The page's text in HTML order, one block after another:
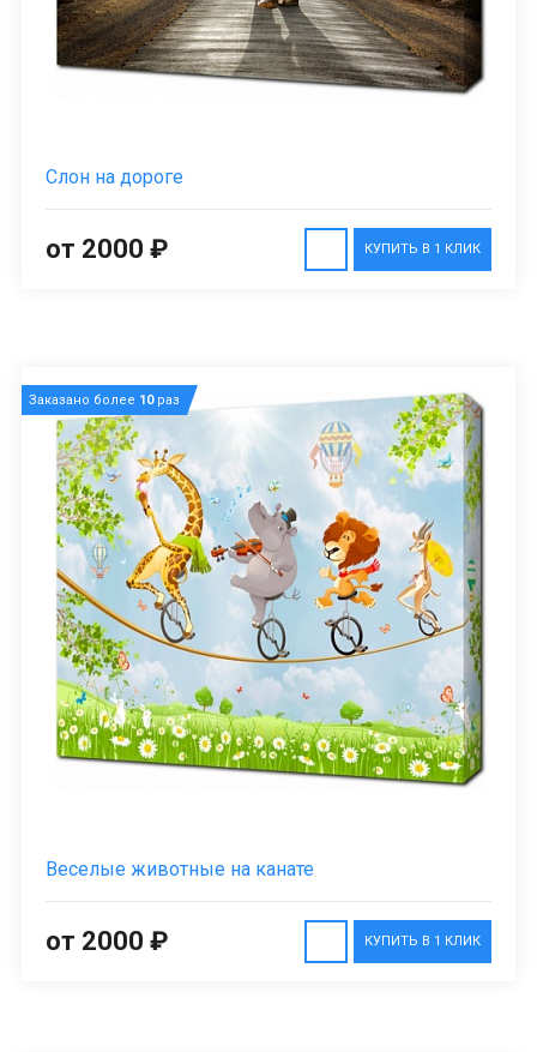
Слон на дороге
КУПИТЬ В 1 КЛИК
от 2000 ₽
Заказано более 10раз
Веселые животные на канате
КУПИТЬ В 1 КЛИК
от 2000 ₽